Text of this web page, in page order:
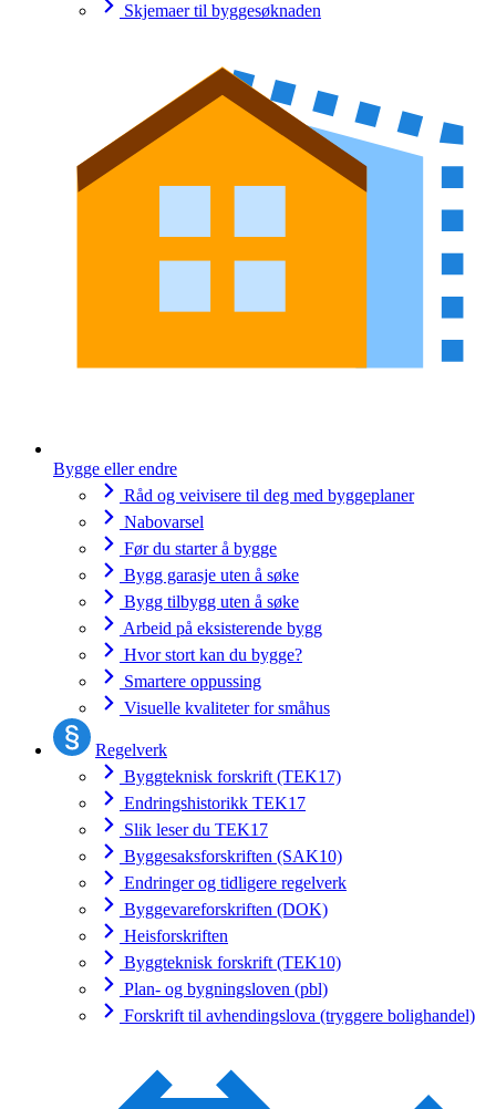
Skjemaer til byggesøknaden
Bygge eller endre
Råd og veivisere til deg med byggeplaner
Nabovarsel
Før du starter å bygge
Bygg garasje uten å søke
Bygg tilbygg uten å søke
Arbeid på eksisterende bygg
Hvor stort kan du bygge?
Smartere oppussing
Visuelle kvaliteter for småhus
Regelverk
Byggteknisk forskrift (TEK17)
Endringshistorikk TEK17
Slik leser du TEK17
Byggesaksforskriften (SAK10)
Endringer og tidligere regelverk
Byggevareforskriften (DOK)
Heisforskriften
Byggteknisk forskrift (TEK10)
Plan- og bygningsloven (pbl)
Forskrift til avhendingslova (tryggere bolighandel)